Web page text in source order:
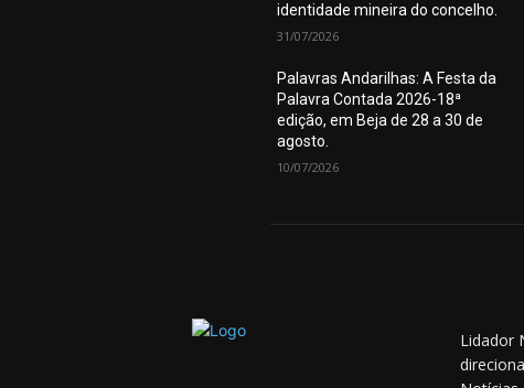
identidade mineira do concelho.
31/07/2026
Palavras Andarilhas: A Festa da
Palavra Contada 2026-18ª
edição, em Beja de 28 a 30 de
agosto.
10/07/2026
Lidador